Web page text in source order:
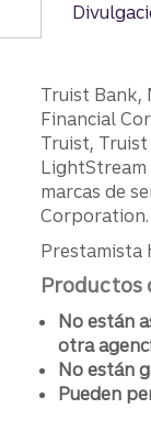
Truist Bank,
Financial
Truist,
marcas de
Corporation.
Prestamista
Productos
No están
otra
No están
Pueden